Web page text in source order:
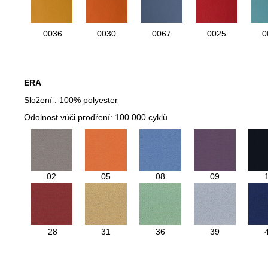
0036 0030 0067 0025
ERA
Složení : 100% polyester
Odolnost vůči prodření: 100.000 cyklů
02 05 08 09
28 31 36 39